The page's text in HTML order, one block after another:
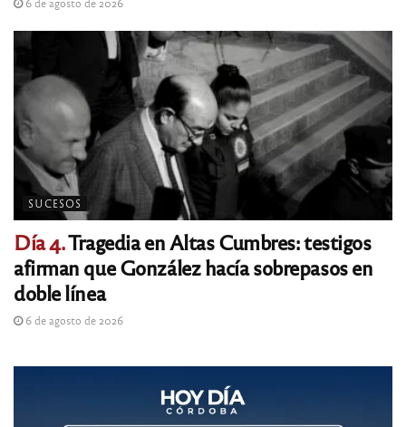
6 de agosto de 2026
SUCESOS
Día 4.Tragedia en Altas Cumbres: testigos
afirman que González hacía sobrepasos en
doble línea
6 de agosto de 2026